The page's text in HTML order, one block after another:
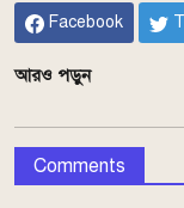
Facebook
আরও পড়ুন
Comments